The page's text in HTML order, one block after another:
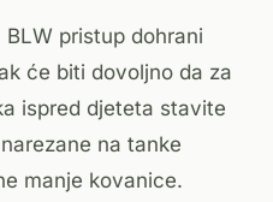
pristup dohrani
će biti dovoljno da za
ispred djeteta stavite
na tanke
manje kovanice.